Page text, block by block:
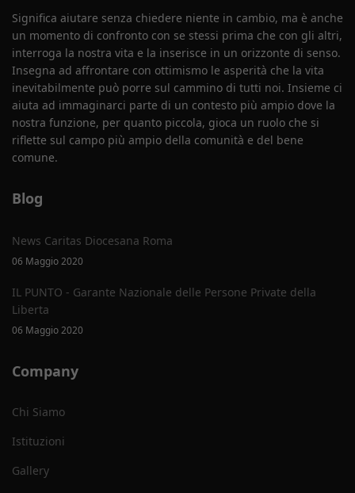
Significa aiutare senza chiedere niente in cambio, ma è anche
un momento di confronto con se stessi prima che con gli altri,
interroga la nostra vita e la inserisce in un orizzonte di senso.
Insegna ad affrontare con ottimismo le asperità che la vita
inevitabilmente può porre sul cammino di tutti noi. Insieme ci
aiuta ad immaginarci parte di un contesto più ampio dove la
nostra funzione, per quanto piccola, gioca un ruolo che si
riflette sul campo più ampio della comunità e del bene
comune.
Blog
News Caritas Diocesana Roma
06 Maggio 2020
IL PUNTO - Garante Nazionale delle Persone Private della
Liberta
06 Maggio 2020
Company
Chi Siamo
Istituzioni
Gallery